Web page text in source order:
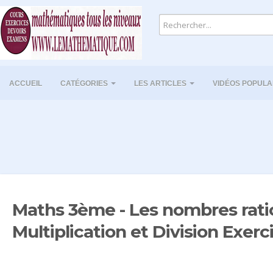
ACCUEIL CATÉGORIES LES ARTICLES VIDÉOS
Maths 3ème - Les nombres
Multiplication et Division